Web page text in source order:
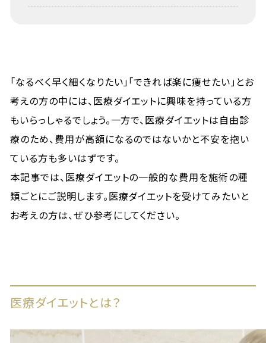
「なるべく早く細くなりたい」「できれば楽に痩せたい」とお
考えの方の中には、医療ダイエットに興味を持っている方
もいらっしゃるでしょう。一方で、医療ダイエットは自由診
療のため、費用が高額になるのではないかと不安を抱い
ている方も多いはずです。
本記事では、医療ダイエットの一般的な費用を施術の種
類ごとにご説明します。医療ダイエットを受けてみたいと
お考えの方は、ぜひ参考にしてください。
医療ダイエットとは？